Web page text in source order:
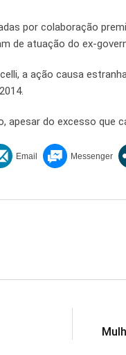
por colaboração
de atuação do ex-
a ação causa
do excesso que